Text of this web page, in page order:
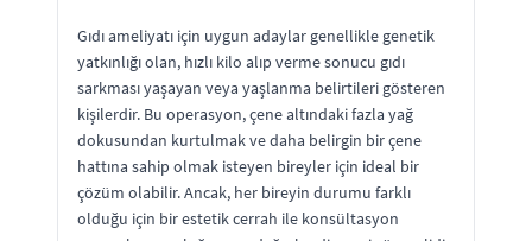
Gıdı ameliyatı için uygun adaylar genellikle genetik
yatkınlığı olan, hızlı kilo alıp verme sonucu gıdı
sarkması yaşayan veya yaşlanma belirtileri gösteren
kişilerdir. Bu operasyon, çene altındaki fazla yağ
dokusundan kurtulmak ve daha belirgin bir çene
hattına sahip olmak isteyen bireyler için ideal bir
çözüm olabilir. Ancak, her bireyin durumu farklı
olduğu için bir estetik cerrah ile konsültasyon